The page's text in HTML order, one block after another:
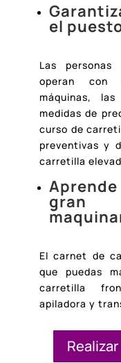
el
Las
operan con
máquinas,
medidas de
curso de
preventivas y
carretilla
gran
El carnet de
que puedas
carretilla
apiladora y